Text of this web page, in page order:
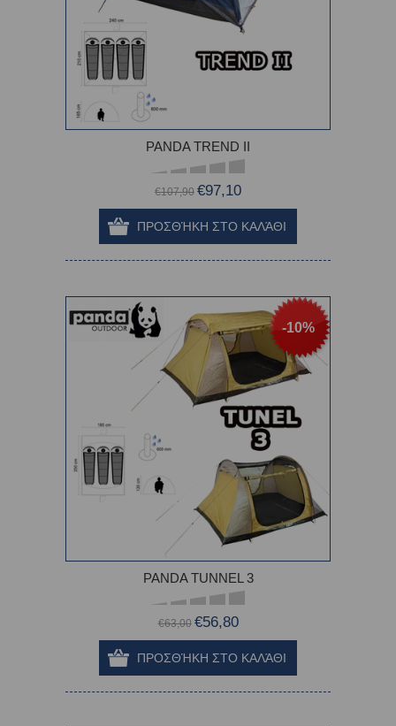
PANDA TREND II
€107,90 €97,10
-10%
PANDA TUNNEL 3
€63,00 €56,80